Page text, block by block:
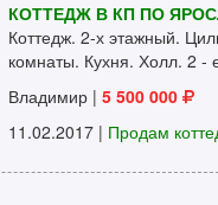
КОТТЕДЖ В КП ПО
Коттедж. 2-х этажный.
комнаты. Кухня. Холл. 2 -
Владимир | 5 500 000
11.02.2017 | Продам